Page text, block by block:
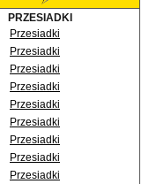
PRZESIADKI
Przesiadki
Przesiadki
Przesiadki
Przesiadki
Przesiadki
Przesiadki
Przesiadki
Przesiadki
Przesiadki